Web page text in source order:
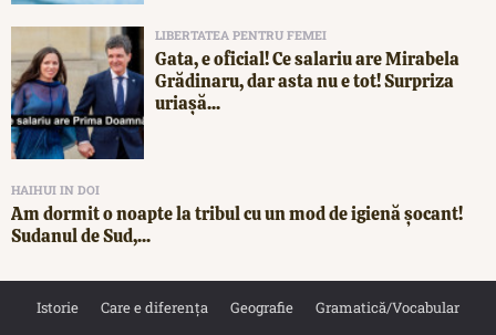
LIBERTATEA PENTRU FEMEI
Gata, e oficial! Ce salariu are Mirabela
Grădinaru, dar asta nu e tot! Surpriza
uriașă...
HAIHUI IN DOI
Am dormit o noapte la tribul cu un mod de igienă șocant!
Sudanul de Sud,...
Istorie Care e diferența Geografie
Gramatică/Vocabular